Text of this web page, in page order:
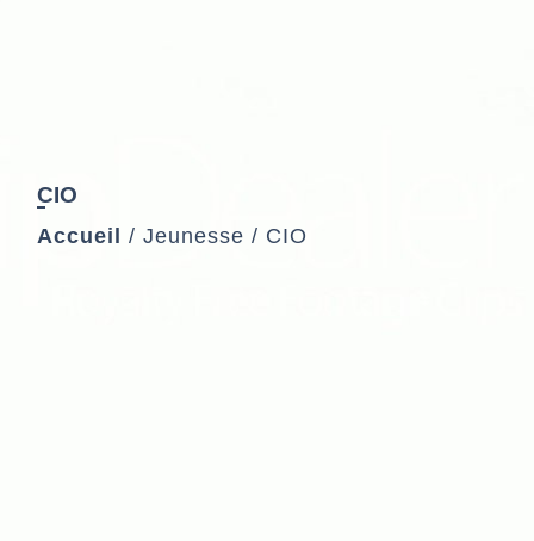
CIO
Accueil / Jeunesse / CIO